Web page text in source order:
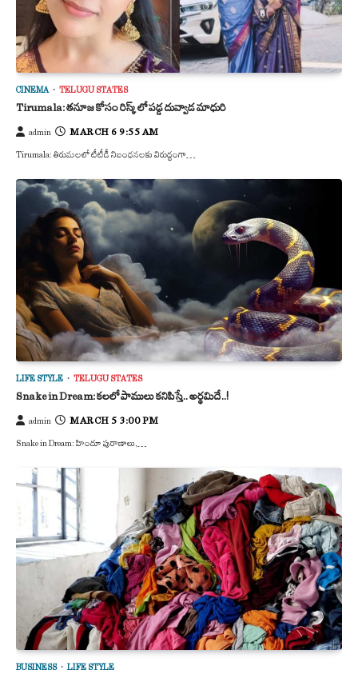
CINEMA TELUGU STATES
Tirumala: తనూజ కోసం రిస్క్ లో పడ్డ దువ్వాడ మాధురి
admin MARCH 6 9:55 AM
Tirumala: తిరుమలలో టీటీడీ నిబంధనలకు విరుద్ధంగా…
LIFE STYLE TELUGU STATES
Snake in Dream: కలలో పాములు కనిపిస్తే.. అర్థమిదే..!
admin MARCH 5 3:00 PM
Snake in Dream: హిందూ పురాణాలు,…
BUSINESS LIFE STYLE